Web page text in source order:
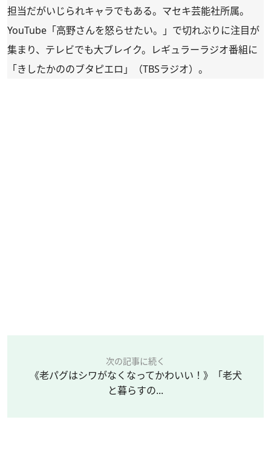
担当だがいじられキャラでもある。マセキ芸能社所属。
YouTube「高野さんを怒らせたい。」で切れぶりに注目が
集まり、テレビでも大ブレイク。レギュラーラジオ番組に
「きしたかののブタピエロ」（TBSラジオ）。
次の記事に続く
《老パグはシワがなくなってかわいい！》「老犬
と暮らすの...